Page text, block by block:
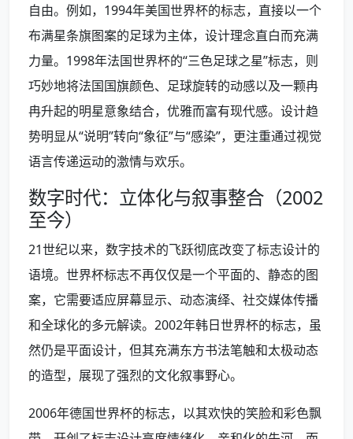
自由。例如，1994年美国世界杯的标志，直接以一个
布满星条旗图案的足球为主体，设计理念直白而充满
力量。1998年法国世界杯的“三色足球之星”标志，则
巧妙地将法国国旗颜色、足球旋转的动感以及一颗冉
冉升起的明星意象结合，优雅而富有现代感。设计趋
势明显从“说明”转向“象征”与“感染”，更注重通过视觉
语言传递运动的激情与欢乐。
数字时代：立体化与叙事整合（2002
至今）
21世纪以来，数字技术的飞跃彻底改变了标志设计的
语境。世界杯标志不再仅仅是一个平面的、静态的图
案，它需要适应屏幕显示、动态演绎、社交媒体传播
和全球化的多元解读。2002年韩日世界杯的标志，虽
然仍是平面设计，但其充满东方书法笔触和太极动态
的造型，展现了强烈的文化叙事野心。
2006年德国世界杯的标志，以其欢快的笑脸和彩色飘